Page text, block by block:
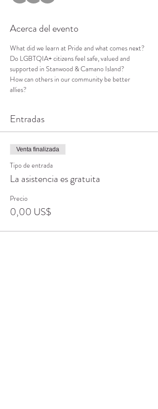
Acerca del evento
What did we learn at Pride and what comes next?
Do LGBTQIA+ citizens feel safe, valued and
supported in Stanwood & Camano Island?
How can others in our community be better
allies?
Entradas
Venta finalizada
Tipo de entrada
La asistencia es gratuita
Precio
0,00 US$